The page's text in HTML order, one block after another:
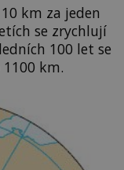
km za jeden
se zrychlují
100 let se
km.